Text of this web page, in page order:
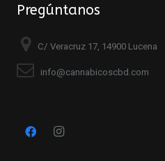
Pregúntanos
C/ Veracruz 17, 14900 Lucena
info@cannabicoscbd.com